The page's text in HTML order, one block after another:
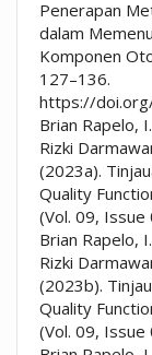
Penerapan
dalam
Komponen
127–136.
https://
Brian Rapelo,
Rizki
(2023a).
Quality
(Vol. 09, Issue
Brian Rapelo,
Rizki
(2023b).
Quality
(Vol. 09, Issue